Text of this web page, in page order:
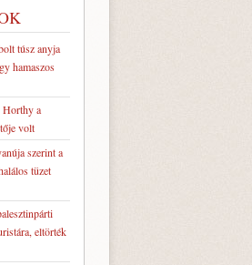
túsz anyja
hamaszos
Horthy a
volt
szerint a
tüzet
eltörték